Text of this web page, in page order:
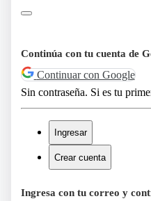
Continúa con tu cuenta de
Continuar con Google
Sin contraseña. Si es tu
Ingresar
Crear cuenta
Ingresa con tu correo y